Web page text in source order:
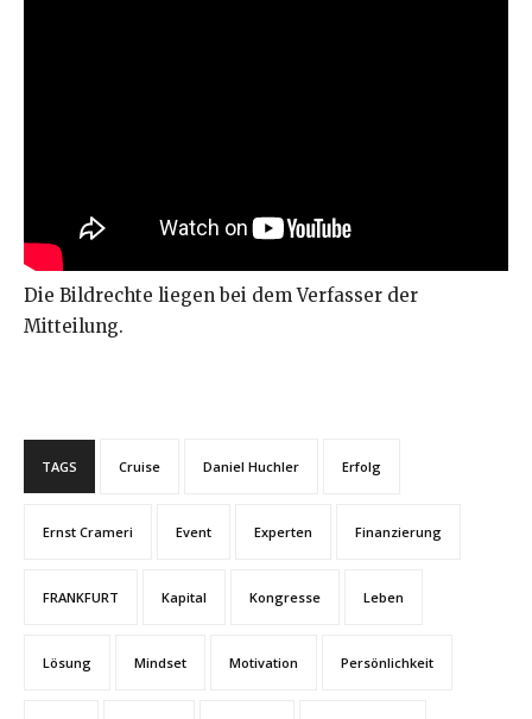
Die Bildrechte liegen bei dem Verfasser der
Mitteilung.
TAGS Cruise Daniel Huchler Erfolg
Ernst Crameri Event Experten Finanzierung
FRANKFURT Kapital Kongresse Leben
Lösung Mindset Motivation Persönlichkeit